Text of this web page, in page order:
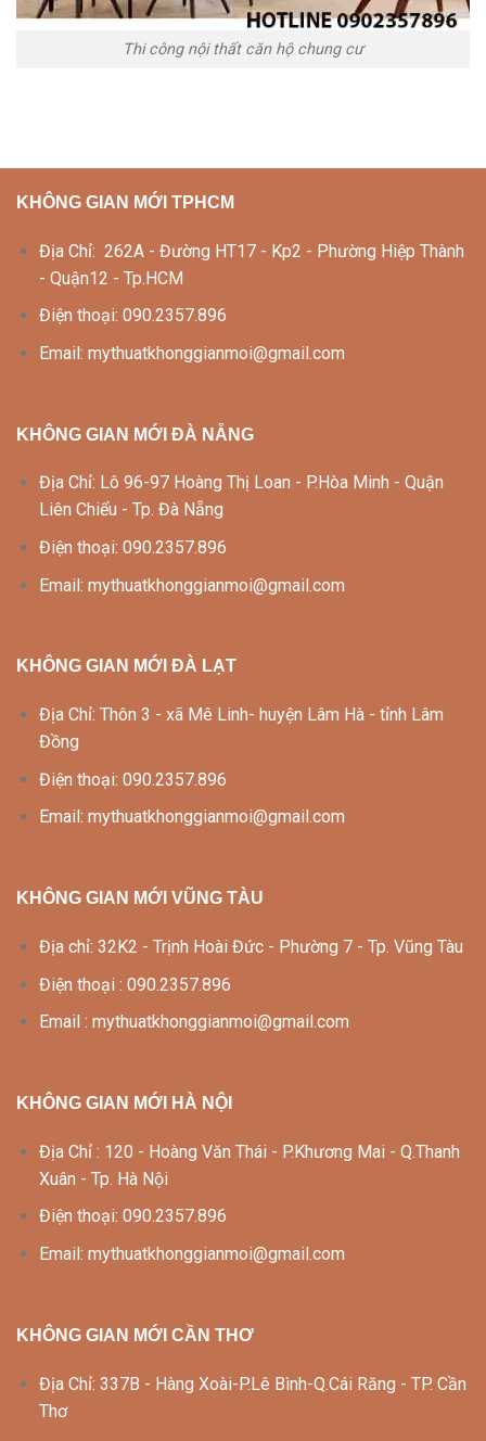
Thi công nội thất căn hộ chung cư
KHÔNG GIAN MỚI TPHCM
Địa Chỉ: 262A - Đường HT17 - Kp2 - Phường Hiệp Thành
- Quận12 - Tp.HCM
Điện thoại: 090.2357.896
Email: mythuatkhonggianmoi@gmail.com
KHÔNG GIAN MỚI ĐÀ NẴNG
Địa Chỉ: Lô 96-97 Hoàng Thị Loan - P.Hòa Minh - Quận
Liên Chiểu - Tp. Đà Nẵng
Điện thoại: 090.2357.896
Email: mythuatkhonggianmoi@gmail.com
KHÔNG GIAN MỚI ĐÀ LẠT
Địa Chỉ: Thôn 3 - xã Mê Linh- huyện Lâm Hà - tỉnh Lâm
Đồng
Điện thoại: 090.2357.896
Email: mythuatkhonggianmoi@gmail.com
KHÔNG GIAN MỚI VŨNG TÀU
Địa chỉ: 32K2 - Trịnh Hoài Đức - Phường 7 - Tp. Vũng Tàu
Điện thoại : 090.2357.896
Email : mythuatkhonggianmoi@gmail.com
KHÔNG GIAN MỚI HÀ NỘI
Địa Chỉ : 120 - Hoàng Văn Thái - P.Khương Mai - Q.Thanh
Xuân - Tp. Hà Nội
Điện thoại: 090.2357.896
Email: mythuatkhonggianmoi@gmail.com
KHÔNG GIAN MỚI CẦN THƠ
Địa Chỉ: 337B - Hàng Xoài-P.Lê Bình-Q.Cái Răng - TP. Cần
Thơ